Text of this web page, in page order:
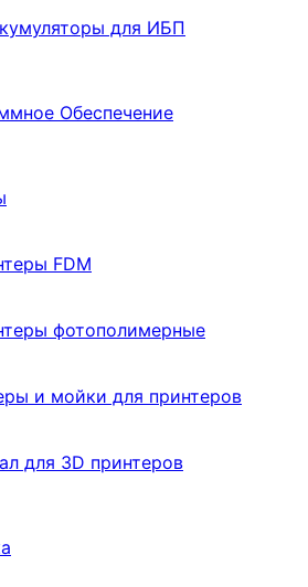
для ИБП
Обеспечение
FDM
фотополимерные
и мойки для принтеров
для 3D принтеров